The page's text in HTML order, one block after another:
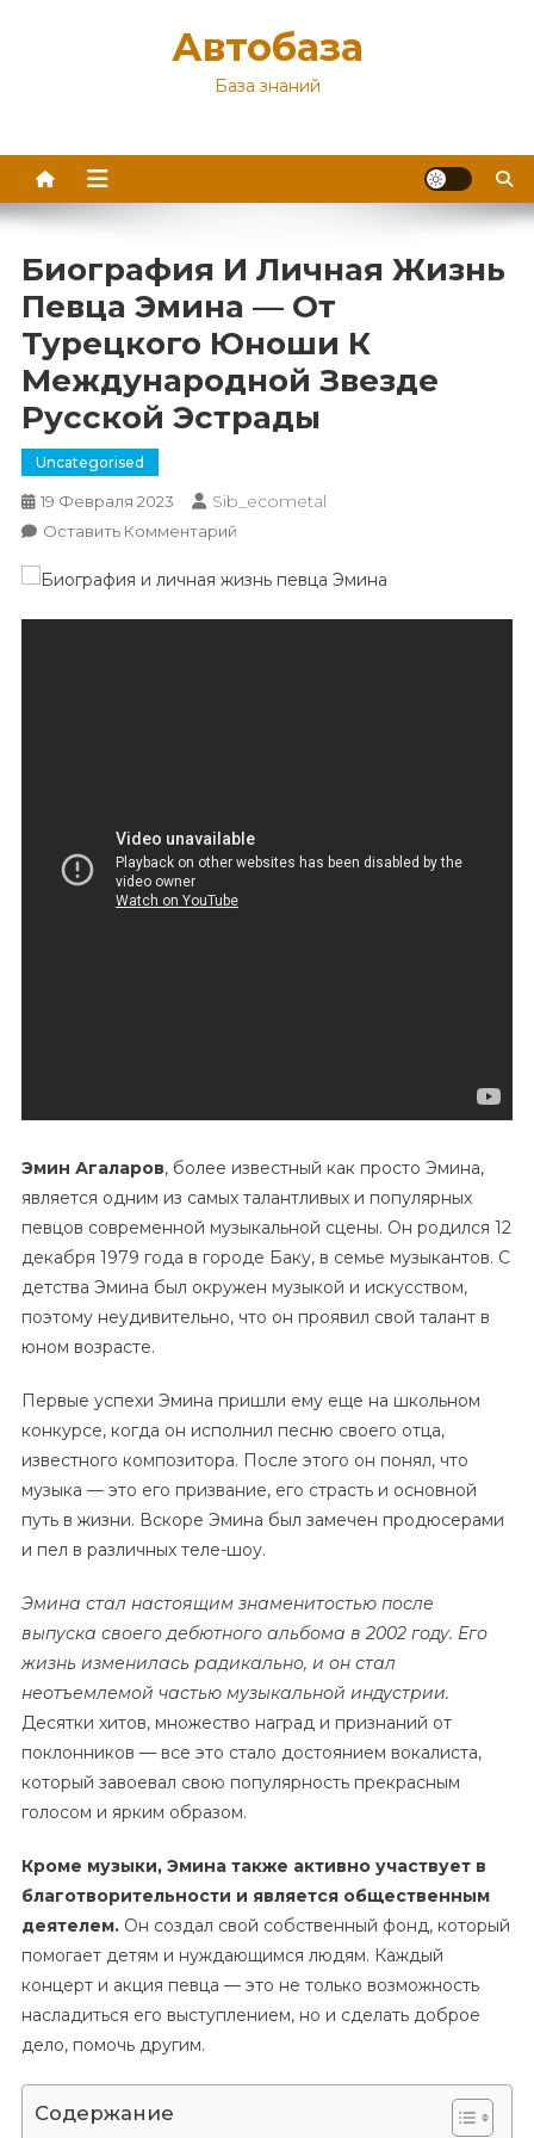
Автобаза
База знаний
Биография И Личная Жизнь
Певца Эмина — От
Турецкого Юноши К
Международной Звезде
Русской Эстрады
Uncategorised
19 Февраля 2023 Sib_ecometal
Оставить КомментарийК
И
К
Международной
Русской
Эмин Агаларов, более известный как просто Эмина,
является одним из самых талантливых и популярных
певцов современной музыкальной сцены. Он родился 12
декабря 1979 года в городе Баку, в семье музыкантов. С
детства Эмина был окружен музыкой и искусством,
поэтому неудивительно, что он проявил свой талант в
юном возрасте.
Первые успехи Эмина пришли ему еще на школьном
конкурсе, когда он исполнил песню своего отца,
известного композитора. После этого он понял, что
музыка — это его призвание, его страсть и основной
путь в жизни. Вскоре Эмина был замечен продюсерами
и пел в различных теле-шоу.
Эмина стал настоящим знаменитостью после
выпуска своего дебютного альбома в 2002 году. Его
жизнь изменилась радикально, и он стал
неотъемлемой частью музыкальной индустрии.
Десятки хитов, множество наград и признаний от
поклонников — все это стало достоянием вокалиста,
который завоевал свою популярность прекрасным
голосом и ярким образом.
Кроме музыки, Эмина также активно участвует в
благотворительности и является общественным
деятелем.Он создал свой собственный фонд, который
помогает детям и нуждающимся людям. Каждый
концерт и акция певца — это не только возможность
насладиться его выступлением, но и сделать доброе
дело, помочь другим.
Содержание